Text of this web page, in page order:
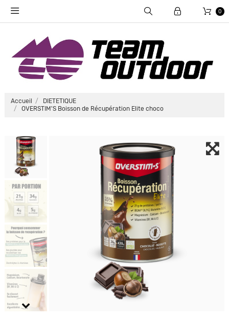
0
Accueil
DIETETIQUE
OVERSTIM'S Boisson de Récupération Elite choco